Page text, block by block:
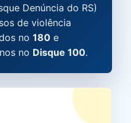
Denúncia do RS)
de violência
no 180 e
no Disque 100.